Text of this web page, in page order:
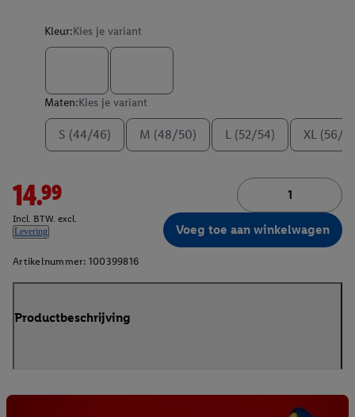
Kleur:Kies je variant
Maten:Kies je variant
S (44/46) M (48/50) L (52/54) XL (56/
14.99
Incl. BTW. excl.
Levering
Voeg toe aan winkelwagen
Artikelnummer: 100399816
Productbeschrijving